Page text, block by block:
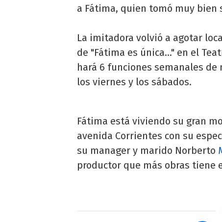
a Fátima, quien tomó muy bien
La imitadora volvió a agotar
de "Fátima es única..." en el
hará 6 funciones semanales
los viernes y los sábados.
Fátima está viviendo su gran
avenida Corrientes con su
su manager y marido Norberto
productor que más obras tiene